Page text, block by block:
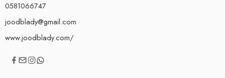
0581066747
joodblady@gmail.com
www.joodblady.com/